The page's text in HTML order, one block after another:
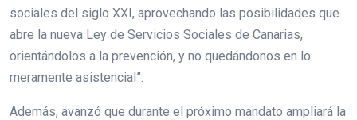
sociales del siglo XXI, aprovechando las posibilidades que
abre la nueva Ley de Servicios Sociales de Canarias,
orientándolos a la prevención, y no quedándonos en lo
meramente asistencial”.
Además, avanzó que durante el próximo mandato ampliará la